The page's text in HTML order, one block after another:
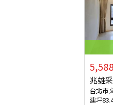
5,588
兆雄
台北市
建坪